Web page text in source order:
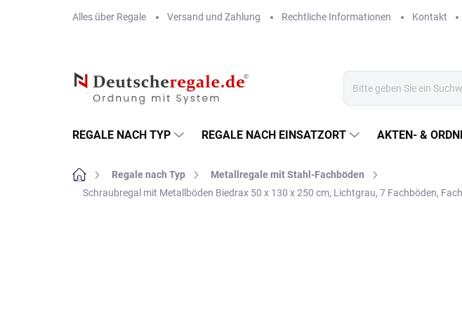
Alles über Regale Versand und Zahlung Rechtliche Informationen Kontakt
REGALE NACH TYP REGALE NACH EINSATZORT AKTEN- &
StartseiteRegale nach Typ
Metallregale mit Stahl-Fachböden
Schraubregal mit Metallböden Biedrax 50 x 130 x 250 cm, Lichtgrau, 7 Fachböden,